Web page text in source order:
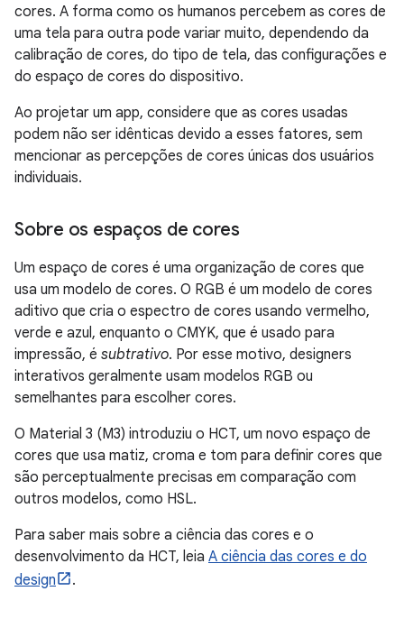
cores. A forma como os humanos percebem as cores de
uma tela para outra pode variar muito, dependendo da
calibração de cores, do tipo de tela, das configurações e
do espaço de cores do dispositivo.
Ao projetar um app, considere que as cores usadas
podem não ser idênticas devido a esses fatores, sem
mencionar as percepções de cores únicas dos usuários
individuais.
Sobre os espaços de cores
Um espaço de cores é uma organização de cores que
usa um modelo de cores. O RGB é um modelo de cores
aditivo que cria o espectro de cores usando vermelho,
verde e azul, enquanto o CMYK, que é usado para
impressão, é subtrativo. Por esse motivo, designers
interativos geralmente usam modelos RGB ou
semelhantes para escolher cores.
O Material 3 (M3) introduziu o HCT, um novo espaço de
cores que usa matiz, croma e tom para definir cores que
são perceptualmente precisas em comparação com
outros modelos, como HSL.
Para saber mais sobre a ciência das cores e o
desenvolvimento da HCT, leia A ciência das cores e do
design
.